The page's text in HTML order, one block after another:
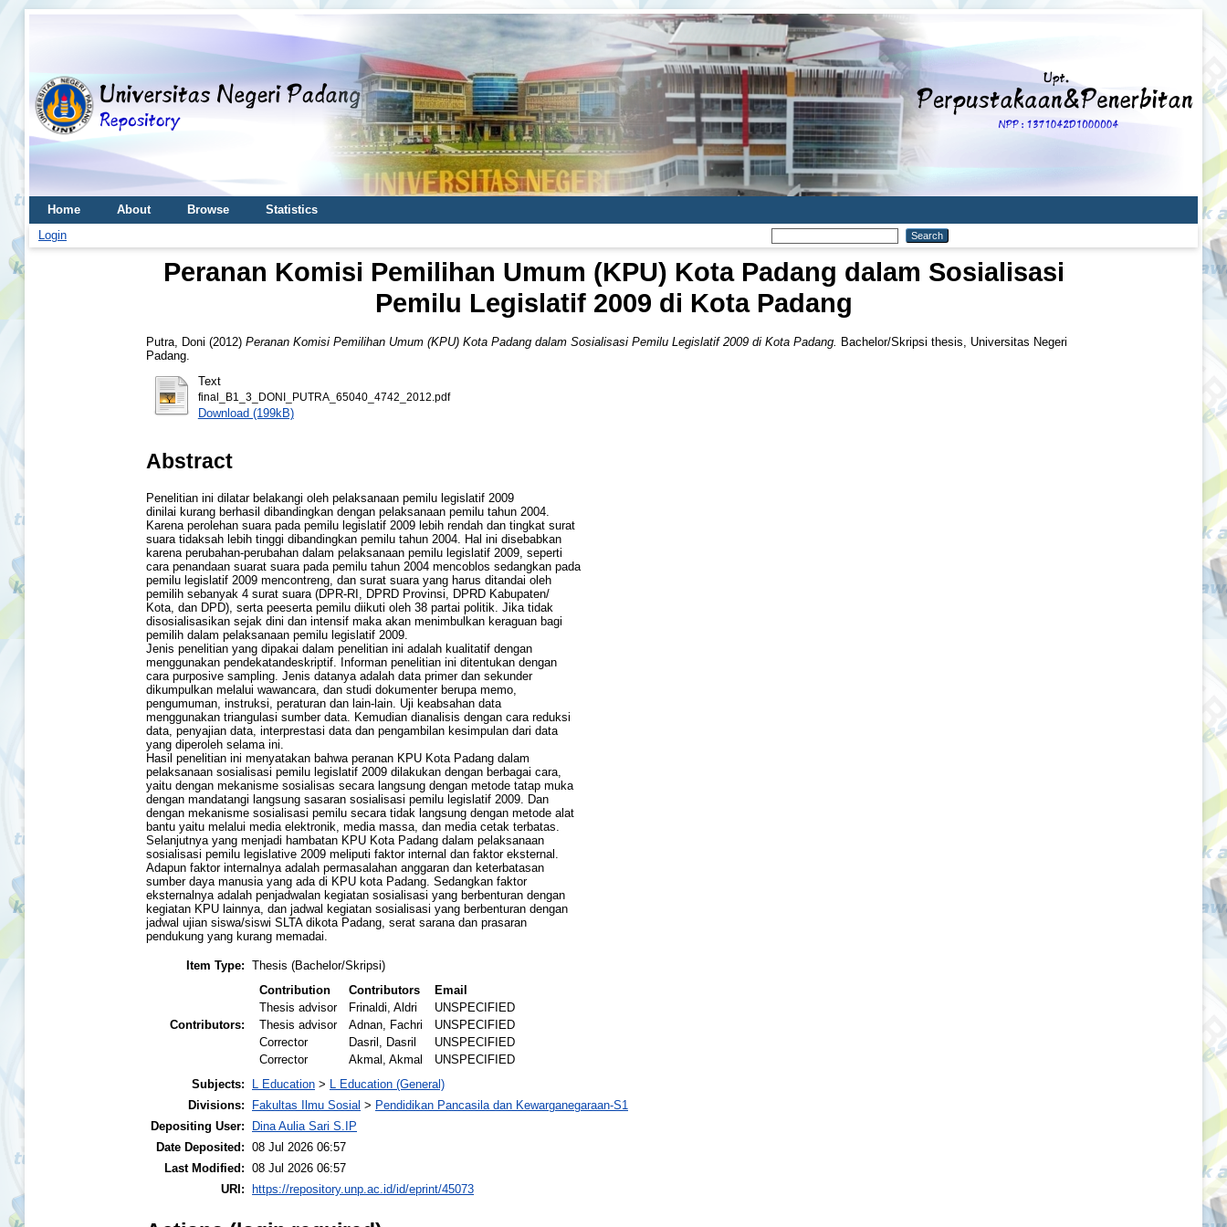
Home About Browse
Statistics
Login
Peranan Komisi Pemilihan Umum (KPU) Kota Padang dalam Sosialisasi
Pemilu Legislatif 2009 di Kota Padang
Putra, Doni (2012) Peranan Komisi Pemilihan Umum (KPU) Kota Padang dalam Sosialisasi Pemilu Legislatif 2009 di Kota Padang.
Bachelor/Skripsi thesis, Universitas Negeri
Padang.
Text
final_B1_3_DONI_PUTRA_65040_4742_2012.pdf
Download (199kB)
Abstract
Penelitian ini dilatar belakangi oleh pelaksanaan pemilu legislatif 2009
dinilai kurang berhasil dibandingkan dengan pelaksanaan pemilu tahun 2004.
Karena perolehan suara pada pemilu legislatif 2009 lebih rendah dan tingkat surat
suara tidaksah lebih tinggi dibandingkan pemilu tahun 2004. Hal ini disebabkan
karena perubahan-perubahan dalam pelaksanaan pemilu legislatif 2009, seperti
cara penandaan suarat suara pada pemilu tahun 2004 mencoblos sedangkan pada
pemilu legislatif 2009 mencontreng, dan surat suara yang harus ditandai oleh
pemilih sebanyak 4 surat suara (DPR-RI, DPRD Provinsi, DPRD Kabupaten/
Kota, dan DPD), serta peeserta pemilu diikuti oleh 38 partai politik. Jika tidak
disosialisasikan sejak dini dan intensif maka akan menimbulkan keraguan bagi
pemilih dalam pelaksanaan pemilu legislatif 2009.
Jenis penelitian yang dipakai dalam penelitian ini adalah kualitatif dengan
menggunakan pendekatandeskriptif. Informan penelitian ini ditentukan dengan
cara purposive sampling. Jenis datanya adalah data primer dan sekunder
dikumpulkan melalui wawancara, dan studi dokumenter berupa memo,
pengumuman, instruksi, peraturan dan lain-lain. Uji keabsahan data
menggunakan triangulasi sumber data. Kemudian dianalisis dengan cara reduksi
data, penyajian data, interprestasi data dan pengambilan kesimpulan dari data
yang diperoleh selama ini.
Hasil penelitian ini menyatakan bahwa peranan KPU Kota Padang dalam
pelaksanaan sosialisasi pemilu legislatif 2009 dilakukan dengan berbagai cara,
yaitu dengan mekanisme sosialisas secara langsung dengan metode tatap muka
dengan mandatangi langsung sasaran sosialisasi pemilu legislatif 2009. Dan
dengan mekanisme sosialisasi pemilu secara tidak langsung dengan metode alat
bantu yaitu melalui media elektronik, media massa, dan media cetak terbatas.
Selanjutnya yang menjadi hambatan KPU Kota Padang dalam pelaksanaan
sosialisasi pemilu legislative 2009 meliputi faktor internal dan faktor eksternal.
Adapun faktor internalnya adalah permasalahan anggaran dan keterbatasan
sumber daya manusia yang ada di KPU kota Padang. Sedangkan faktor
eksternalnya adalah penjadwalan kegiatan sosialisasi yang berbenturan dengan
kegiatan KPU lainnya, dan jadwal kegiatan sosialisasi yang berbenturan dengan
jadwal ujian siswa/siswi SLTA dikota Padang, serat sarana dan prasaran
pendukung yang kurang memadai.
Item Type: Thesis (Bachelor/Skripsi)
Contributors:
Contribution Contributors
Email
Thesis advisor
Frinaldi, Aldri
UNSPECIFIED
Thesis advisor
Adnan, Fachri
UNSPECIFIED
Corrector
Dasril, Dasril
UNSPECIFIED
Corrector
Akmal, Akmal
UNSPECIFIED
Subjects:
L Education > L Education (General)
Divisions:
Fakultas Ilmu Sosial > Pendidikan Pancasila dan Kewarganegaraan-S1
Depositing User:
Dina Aulia Sari S.IP
Date Deposited: 08 Jul 2026 06:57
Last Modified: 08 Jul 2026 06:57
URI:
https://repository.unp.ac.id/id/eprint/45073